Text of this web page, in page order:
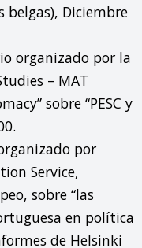
belgas), Diciembre
organizado por la
– MAT
sobre “PESC y
por
Service,
sobre “las
en política
de Helsinki